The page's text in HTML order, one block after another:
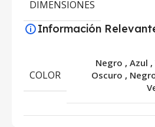
DIMENSIONES
Información
COLOR
Negro , Azul ,
Oscuro ,